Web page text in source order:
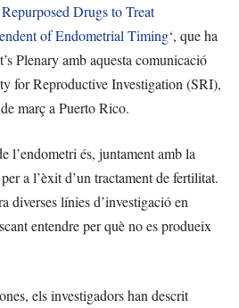
Drugs to Treat
of Endometrial Timing‘, que ha
Plenary amb aquesta comunicació
for Reproductive Investigation (SRI),
març a Puerto Rico.
l’endometri és, juntament amb la
a l’èxit d’un tractament de fertilitat.
diverses línies d’investigació en
entendre per què no es produeix
els investigadors han descrit